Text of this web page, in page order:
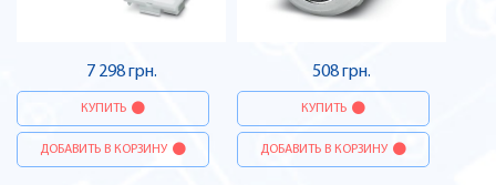
7 298 грн.
КУПИТЬ
ДОБАВИТЬ В КОРЗИНУ
508 грн.
КУПИТЬ
ДОБАВИТЬ В КОРЗИНУ